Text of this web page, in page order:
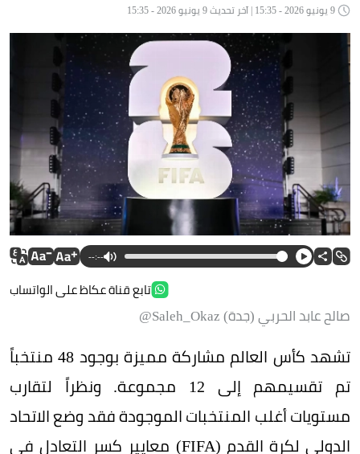
--:--
تابع قناة عكاظ على الواتساب
صالح عابد الحربي (جدة) Saleh_Okaz@
تشهد كأس العالم مشاركة مميزة بوجود 48 منتخباً
تم تقسيمهم إلى 12 مجموعة. ونظراً لتقارب
مستويات أغلب المنتخبات الموجودة فقد وضع اﻻتحاد
الدولي لكرة القدم (FIFA) معايير كسر التعادل في